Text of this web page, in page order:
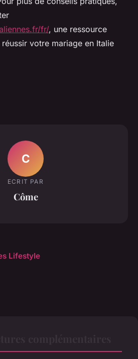
fr/, une ressource
votre mariage en Italie
C
ECRIT PAR
Côme
Lifestyle